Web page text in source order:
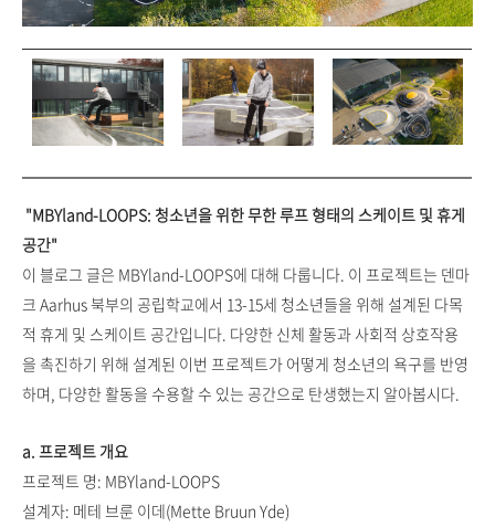
"MBYland-LOOPS: 청소년을 위한 무한 루프 형태의 스케이트 및 휴게
공간"
이 블로그 글은 MBYland-LOOPS에 대해 다룹니다. 이 프로젝트는 덴마
크 Aarhus 북부의 공립학교에서 13-15세 청소년들을 위해 설계된 다목
적 휴게 및 스케이트 공간입니다. 다양한 신체 활동과 사회적 상호작용
을 촉진하기 위해 설계된 이번 프로젝트가 어떻게 청소년의 욕구를 반영
하며, 다양한 활동을 수용할 수 있는 공간으로 탄생했는지 알아봅시다.
a. 프로젝트 개요
프로젝트 명: MBYland-LOOPS
설계자: 메테 브룬 이데(Mette Bruun Yde)